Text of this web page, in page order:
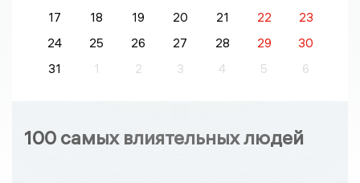
17
18 19 20 21 22
23
24
25 26 27 28 29
30
31
1 2 3 4 5 6
100 самых влиятельных людей